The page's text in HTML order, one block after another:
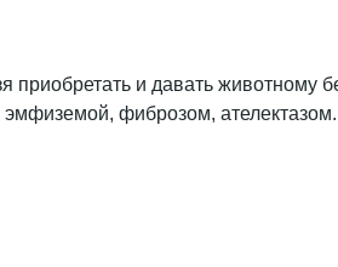
и давать животному
фиброзом,